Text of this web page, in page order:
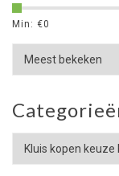
Min: €0